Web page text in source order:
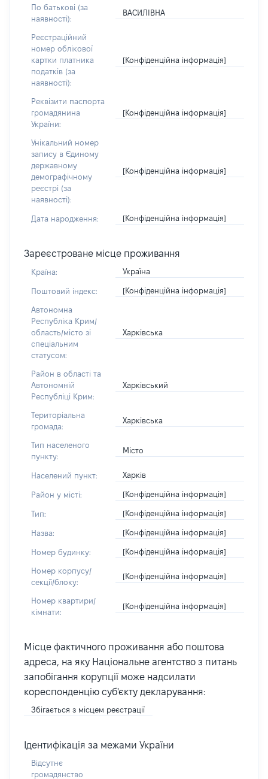
По батькові (за
наявності):
ВАСИЛІВНА
Реєстраційний
номер облікової
картки платника
податків (за
наявності):
[Конфіденційна інформація]
Реквізити паспорта
громадянина
України:
[Конфіденційна інформація]
Унікальний номер
запису в Єдиному
державному
демографічному
реєстрі (за
наявності):
[Конфіденційна інформація]
Дата народження: [Конфіденційна інформація]
Зареєстроване місце проживання
Країна: Україна
Поштовий індекс: [Конфіденційна інформація]
Автономна
Республіка Крим/
область/місто зі
спеціальним
статусом:
Харківська
Район в області та
Автономній
Республіці Крим:
Харківський
Територіальна
громада:
Харківська
Тип населеного
пункту:
Місто
Населений пункт: Харків
Район у місті: [Конфіденційна інформація]
Тип: [Конфіденційна інформація]
Назва: [Конфіденційна інформація]
Номер будинку: [Конфіденційна інформація]
Номер корпусу/
секції/блоку:
[Конфіденційна інформація]
Номер квартири/
кімнати:
[Конфіденційна інформація]
Місце фактичного проживання або поштова
адреса, на яку Національне агентство з питань
запобігання корупції може надсилати
кореспонденцію суб'єкту декларування:
Збігається з місцем реєстрації
Ідентифікація за межами України
Відсутнє
громадянство